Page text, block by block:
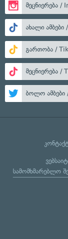
მეცნიერება /
ახალი
გართობა /
მეცნიერება /
ბოლო ამბები
სამომხმარებლო